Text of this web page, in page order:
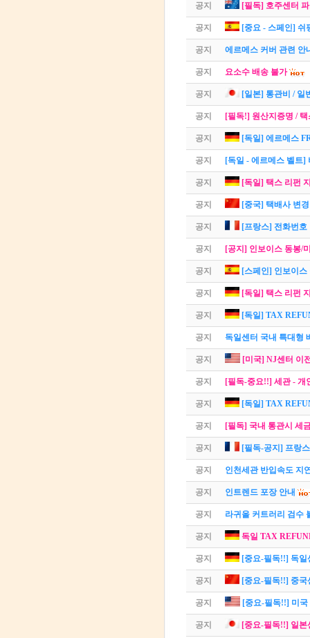
공지 [필독] 호주센터
공지 [중요 - 스페인] 쉬
공지 에르메스 커버 관련 안
공지 요소수 배송 불가
공지 [일본] 통관비 / 일
공지 [필독!] 원산지증명 /
공지 [독일] 에르메스
공지 [독일 - 에르메스 벨트]
공지 [독일] 택스 리펀
공지 [중국] 택배사 변
공지 [프랑스] 전화번호
공지 [공지] 인보이스 동봉/
공지 [스페인] 인보이스
공지 [독일] 택스 리펀
공지 [독일] TAX
공지 독일센터 국내 특대형
공지 [미국] NJ센터 이
공지 [필독-중요!!] 세관 - 개
공지 [독일] TAX
공지 [필독] 국내 통관시 세
공지 [필독-공지] 프랑
공지 인천세관 반입속도 지
공지 인트렌드 포장 안내
공지 라귀올 커트러리 검수
공지 독일 TAX
공지 [중요-필독!!] 독일
공지 [중요-필독!!] 중국
공지 [중요-필독!!] 미
공지 [중요-필독!!] 일본